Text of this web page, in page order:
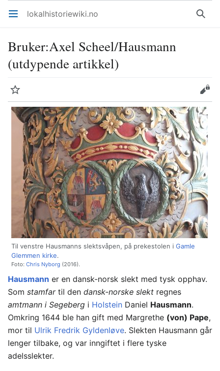
Åpne hovedmenyen lokalhistoriewiki.no Søk
Bruker:Axel Scheel/Hausmann
(utdypende artikkel)
Overvåk Rediger
Til venstre Hausmanns slektsvåpen, på prekestolen i Gamle
Glemmen kirke.
Foto: Chris Nyborg (2016).
Hausmann er en dansk-norsk slekt med tysk opphav.
Som stamfartil den dansk-norske slekt regnes
amtmann i Segeberg i Holstein Daniel Hausmann.
Omkring 1644 ble han gift med Margrethe (von) Pape,
mor til Ulrik Fredrik Gyldenløve. Slekten Hausmann går
lenger tilbake, og var inngiftet i flere tyske
adelsslekter.